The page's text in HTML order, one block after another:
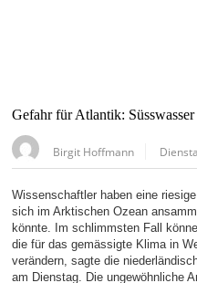
Gefahr für Atlantik:
Birgit Hoffmann
Wissenschaftler haben eine
sich im Arktischen Ozean
könnte. Im schlimmsten Fall
die für das gemässigte Klima in
verändern, sagte die
am Dienstag. Die ungewöhnliche